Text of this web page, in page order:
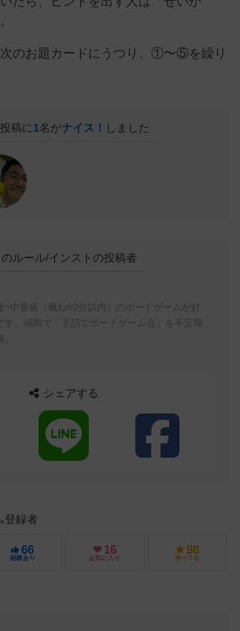
のお題カードにうつり、①〜⑤を繰り
稿に1名がナイス！ しました
のルール/インストの投稿者
~中量級（概ね60分以内）のボードゲームが好
す。福岡で「手話でボードゲーム会」を不定期
。
シェアする
登録者
66
経験あり
16
お気に入り
98
持ってる